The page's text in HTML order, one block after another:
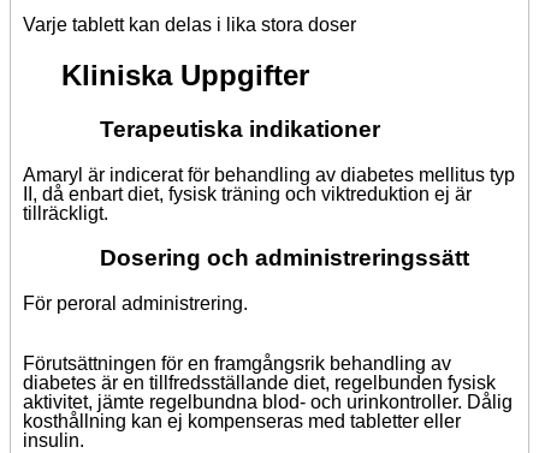
Varje tablett kan delas i lika stora doser
Kliniska Uppgifter
Terapeutiska indikationer
Amaryl är indicerat för behandling av diabetes mellitus typ
II, då enbart diet, fysisk träning och viktreduktion ej är
tillräckligt.
Dosering och administreringssätt
För peroral administrering.
Förutsättningen för en framgångsrik behandling av
diabetes är en tillfredsställande diet, regelbunden fysisk
aktivitet, jämte regelbundna blod- och urinkontroller. Dålig
kosthållning kan ej kompenseras med tabletter eller
insulin.